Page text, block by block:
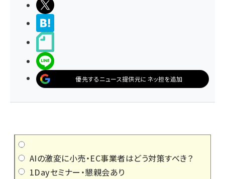
優先するニュース提供元にネッ担を追加
AIの激変に小売・EC事業者はどう対策すべき？
1Dayセミナー・懇親会あり